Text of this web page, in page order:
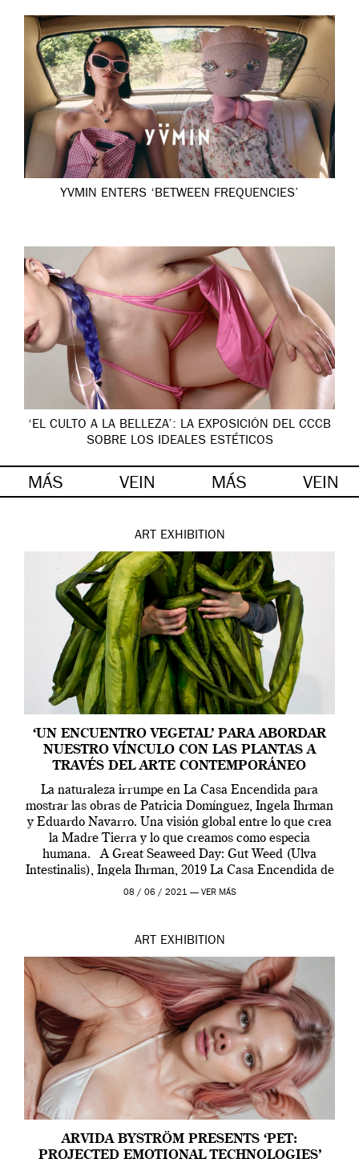
YVMIN ENTERS ‘BETWEEN FREQUENCIES’
‘EL CULTO A LA BELLEZA’: LA EXPOSICIÓN DEL CCCB
SOBRE LOS IDEALES ESTÉTICOS
MÁS VEIN MÁS VEIN
ART EXHIBITION
‘UN ENCUENTRO VEGETAL’ PARA ABORDAR
NUESTRO VÍNCULO CON LAS PLANTAS A
TRAVÉS DEL ARTE CONTEMPORÁNEO
La naturaleza irrumpe en La Casa Encendida para
mostrar las obras de Patricia Domínguez, Ingela Ihrman
y Eduardo Navarro. Una visión global entre lo que crea
la Madre Tierra y lo que creamos como especia
humana. A Great Seaweed Day: Gut Weed (Ulva
Intestinalis), Ingela Ihrman, 2019 La Casa Encendida de
Madrid y la Wellcome […]
08 / 06 / 2021 — VER MÁS
ART EXHIBITION
ARVIDA BYSTRÖM PRESENTS ‘PET:
PROJECTED EMOTIONAL TECHNOLOGIES’